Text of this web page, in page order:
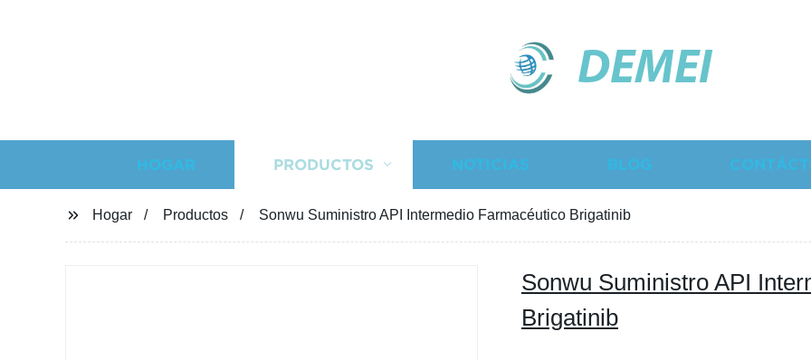
DEMEI
HOGAR PRODUCTOS NOTICIAS BLOG
Hogar Productos Sonwu Suministro API Intermedio Farmacéutico Brigatinib
Sonwu Suministro API
Brigatinib